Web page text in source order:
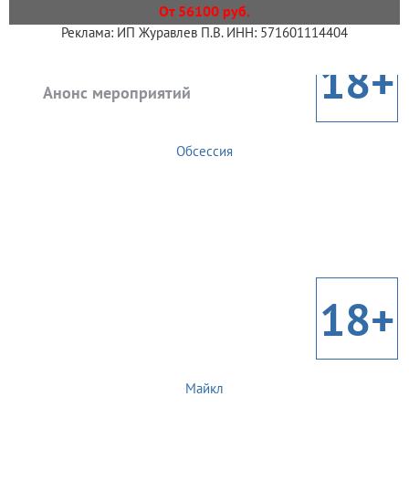
От 56100 руб.
Реклама: ИП Журавлев П.В. ИНН: 571601114404
Анонс мероприятий 18+
Обсессия
18+
Майкл